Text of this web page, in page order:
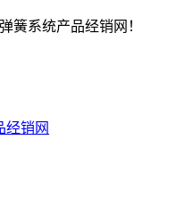
簧系统产品经销网！